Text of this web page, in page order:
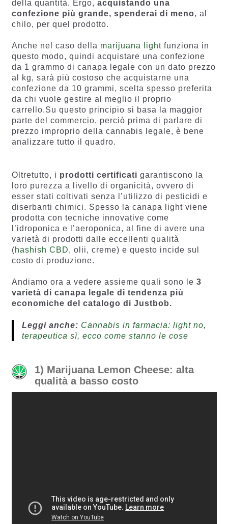
della quantità. Ergo, acquistando una
confezione più grande, spenderai di meno, al
chilo, per quel prodotto.
Anche nel caso della marijuana lightfunziona in
questo modo, quindi acquistare una confezione
da 1 grammo di canapa legale con un dato prezzo
al kg, sarà più costoso che acquistarne una
confezione da 10 grammi, scelta spesso preferita
da chi vuole gestire al meglio il proprio
carrello.Su questo principio si basa la maggior
parte del commercio, perciò prima di parlare di
prezzo improprio della cannabis legale, è bene
analizzare tutto il quadro.
Oltretutto, i prodotti certificati garantiscono la
loro purezza a livello di organicità, ovvero di
esser stati coltivati senza l’utilizzo di pesticidi e
diserbanti chimici. Spesso la canapa light viene
prodotta con tecniche innovative come
l’idroponica e l’aeroponica, al fine di avere una
varietà di prodotti dalle eccellenti qualità
(hashish CBD, olii, creme) e questo incide sul
costo di produzione.
Andiamo ora a vedere assieme quali sono le 3
varietà di canapa legale di tendenza più
economiche del catalogo di Justbob.
Leggi anche: Cannabis in farmacia: light no,
terapeutica sì, ecco come stanno le cose
1) Marijuana Lemon Cheese: alta
qualità a basso costo